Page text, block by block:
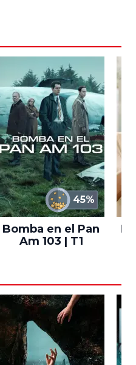
45%
Bomba en el Pan
Am 103 | T1
El